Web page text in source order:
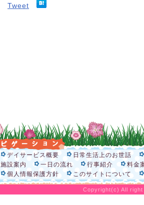
Tweet
デイサービス概要
日常生活上のお世話
施設案内 一日の流れ 行事紹介
料金
個人情報保護方針 このサイトについて
Copyright(c) All